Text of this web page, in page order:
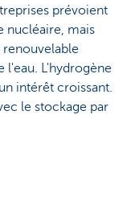
prévoient
nucléaire, mais
renouvelable
l'eau. L'hydrogène
intérêt croissant.
le stockage par